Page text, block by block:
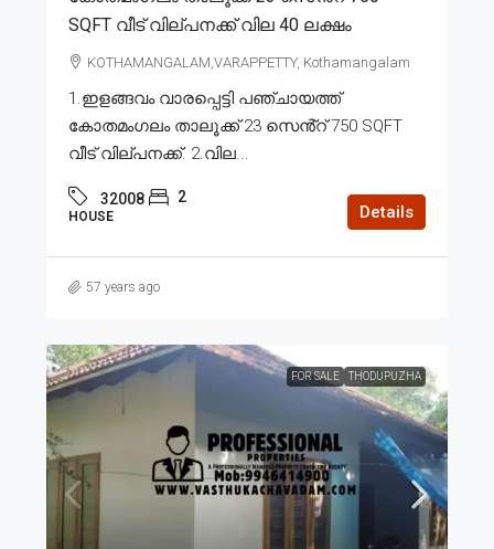
SQFT വീട് വില്പനക്ക് വില 40 ലക്ഷം
KOTHAMANGALAM,VARAPPETTY, Kothamangalam
1.ഇളങ്ങവം വാരപ്പെട്ടി പഞ്ചായത്ത്
കോതമംഗലം താലൂക്ക് 23 സെൻ്റ് 750 SQFT
വീട് വില്പനക്ക്. 2.വില...
32008 2
HOUSE Details
57 years ago
FOR SALE THODUPUZHA